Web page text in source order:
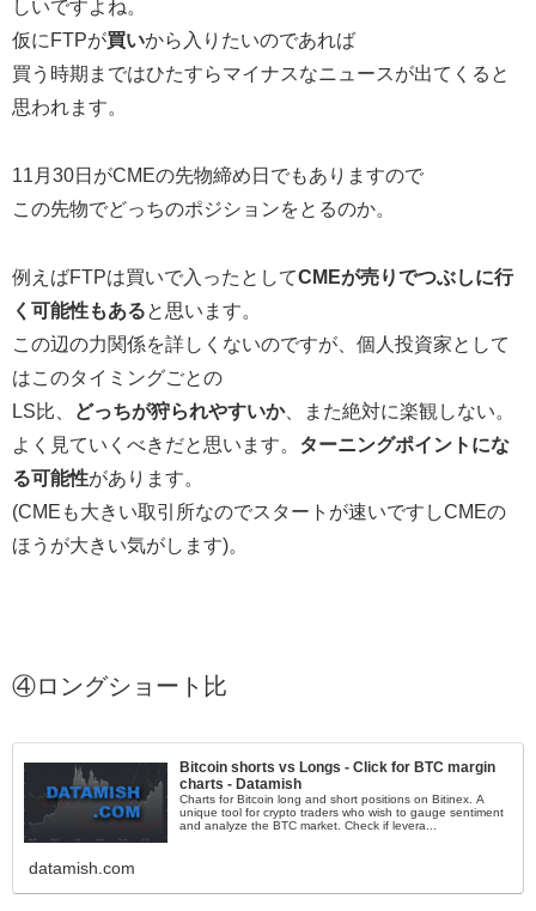
しいですよね。
仮にFTPが買いから入りたいのであれば
買う時期まではひたすらマイナスなニュースが出てくると
思われます。
11月30日がCMEの先物締め日でもありますので
この先物でどっちのポジションをとるのか。
例えばFTPは買いで入ったとしてCMEが売りでつぶしに行
く可能性もあると思います。
この辺の力関係を詳しくないのですが、個人投資家として
はこのタイミングごとの
LS比、
どっちが狩られやすいか、また絶対に楽観しない。
よく見ていくべきだと思います。 ターニングポイントにな
る可能性があります。
(CMEも大きい取引所なのでスタートが速いですしCMEの
ほうが大きい気がします)。
④ロングショート比
Bitcoin shorts vs Longs - Click for BTC margin
charts - Datamish
Charts for Bitcoin long and short positions on Bitinex. A
unique tool for crypto traders who wish to gauge sentiment
and analyze the BTC market. Check if levera...
datamish.com